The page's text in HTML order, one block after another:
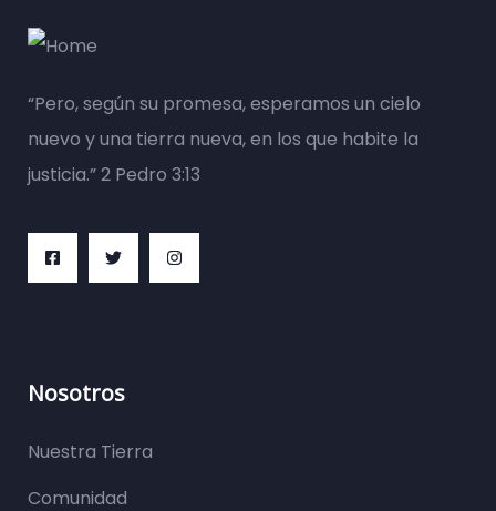
“Pero, según su promesa, esperamos un cielo
nuevo y una tierra nueva, en los que habite la
justicia.” 2 Pedro 3:13
Nosotros
Nuestra Tierra
Comunidad